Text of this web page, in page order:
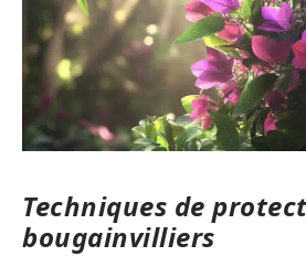
Techniques de
bougainvilliers